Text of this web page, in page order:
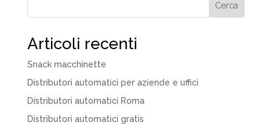
Cerca
Articoli recenti
Snack macchinette
Distributori automatici per aziende e uffici
Distributori automatici Roma
Distributori automatici gratis